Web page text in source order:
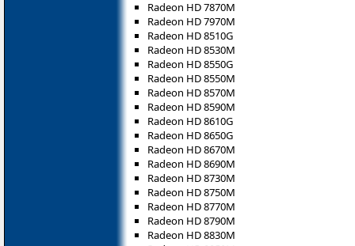
Radeon HD 7870M
Radeon HD 7970M
Radeon HD 8510G
Radeon HD 8530M
Radeon HD 8550G
Radeon HD 8550M
Radeon HD 8570M
Radeon HD 8590M
Radeon HD 8610G
Radeon HD 8650G
Radeon HD 8670M
Radeon HD 8690M
Radeon HD 8730M
Radeon HD 8750M
Radeon HD 8770M
Radeon HD 8790M
Radeon HD 8830M